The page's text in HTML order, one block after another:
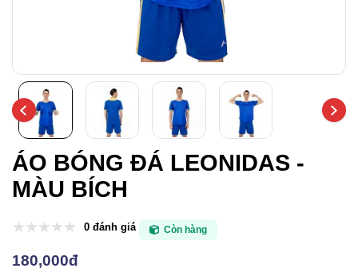
ÁO BÓNG ĐÁ LEONIDAS -
MÀU BÍCH
0 đánh giá Còn hàng
180,000đ